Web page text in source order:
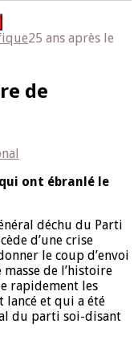
25 ans après le
de
ont ébranlé le
déchu du Parti
d’une crise
le coup d’envoi
de l’histoire
rapidement les
lancé et qui a été
du parti soi-disant